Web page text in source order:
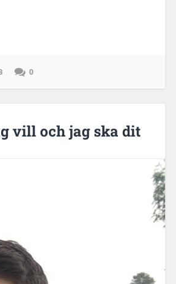
0
vill och jag ska dit